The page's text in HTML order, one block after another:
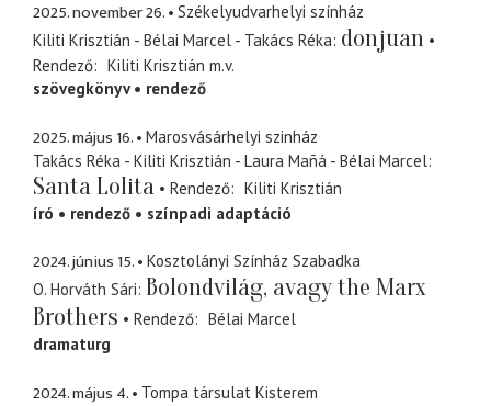
2025. november 26.
Székelyudvarhelyi színház
Kiliti Krisztián - Bélai Marcel - Takács Réka donjuan
Rendező Kiliti Krisztián m.v.
szövegkönyv
rendező
2025. május 16.
Marosvásárhelyi szinház
Takács Réka - Kiliti Krisztián - Laura Mañá - Bélai Marcel
Santa Lolita Rendező
Kiliti Krisztián
író
rendező színpadi adaptáció
2024. június 15.
Kosztolányi Színház Szabadka
O. Horváth Sári Bolondvilág, avagy the Marx
Brothers
Rendező
Bélai Marcel
dramaturg
2024. május 4.
Tompa társulat Kisterem